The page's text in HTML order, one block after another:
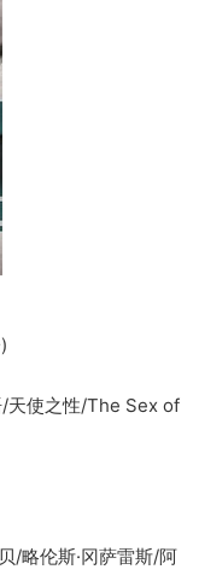
使之性/The Sex of
伦斯·冈萨雷斯/阿